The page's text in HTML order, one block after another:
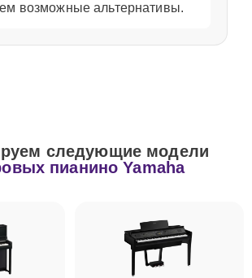
возможные альтернативы.
следующие модели
пианино Yamaha